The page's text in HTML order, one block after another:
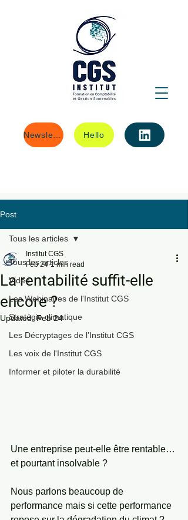
Hello
Post
Tous les articles
Vidéo
Les Webinaires de l'Institut CGS
Stratégie climatique
Les Décryptages de l’Institut CGS
Les voix de l'Institut CGS
Informer et piloter la durabilité
Tous les articles
La rentabilité suffit-elle
encore ?
Institut CGS
Feb 24 1 min read
Updated:Feb 24
Une entreprise peut-elle être rentable…
et pourtant insolvable ?
Nous parlons beaucoup de
performance mais si cette performance